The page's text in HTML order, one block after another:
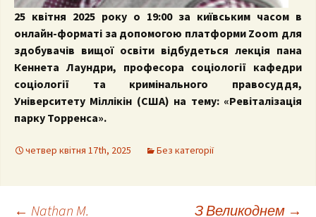
25 квітня 2025 року о 19:00 за київським часом в
онлайн-форматі за допомогою платформи Zoom для
здобувачів вищої освіти відбудеться лекція пана
Кеннета Лаундри, професора соціології кафедри
соціології та кримінального правосуддя,
Університету Міллікін (США) на тему: «Ревіталізація
парку Торренса».
четвер квітня 17th, 2025 Без категорії
← Nathan M. З Великоднем →